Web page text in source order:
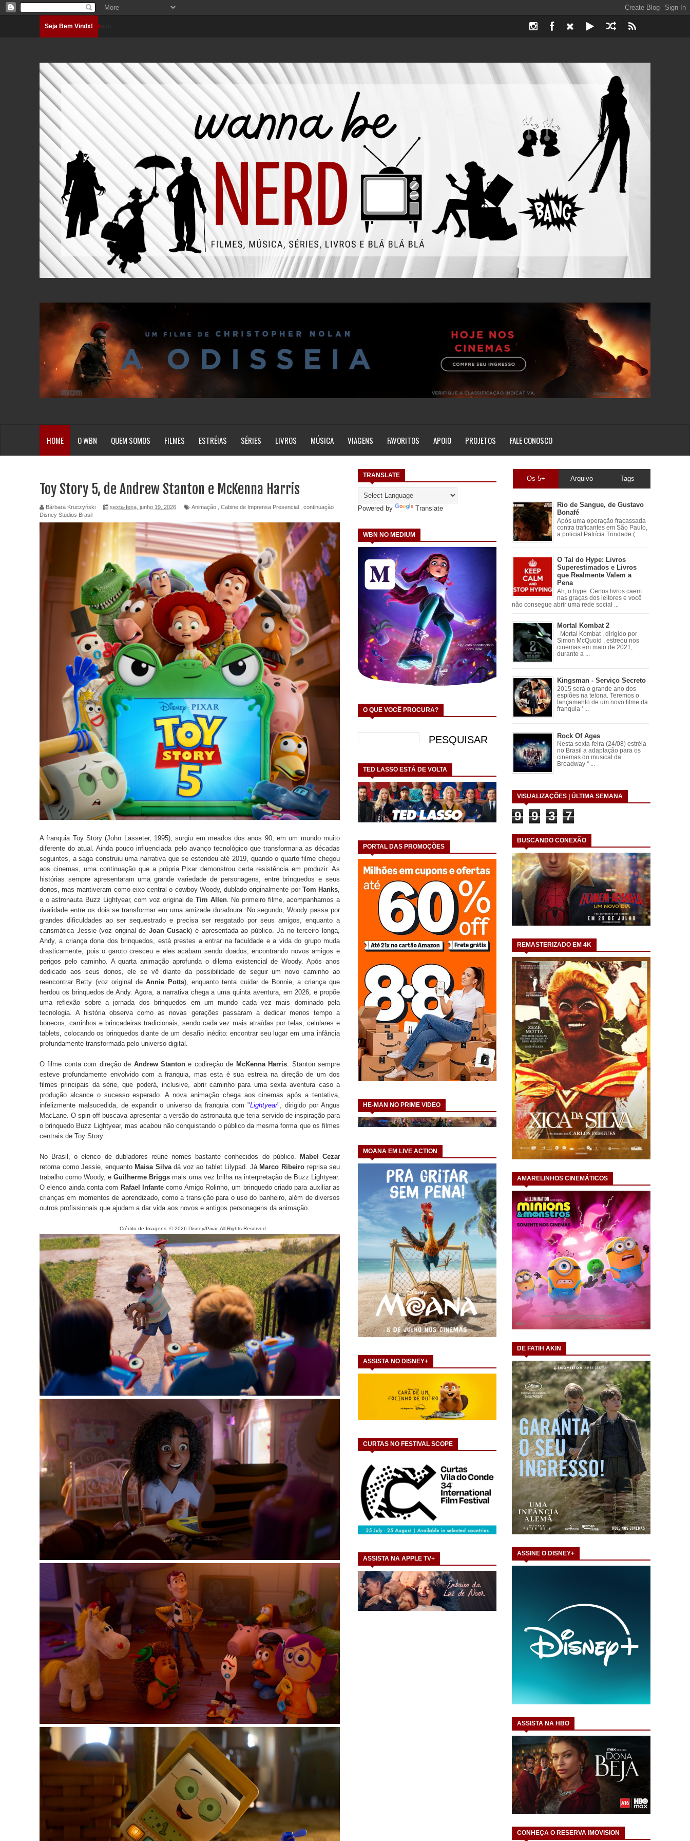
Seja Bem Vindx!Carregando...
HOME O WBN QUEM SOMOS FILMES ESTRÉIAS SÉRIES LIVROS MÚSICA VIAGENS FAVORITOS APOIO PROJETOS FALE CONOSCO
TRANSLATE
Powered by Translate
WBN NO MEDIUM
O QUE VOCÊ PROCURA?
TED LASSO ESTÁ DE VOLTA
PORTAL DAS PROMOÇÕES
HE-MAN NO PRIME VIDEO
MOANA EM LIVE ACTION
ASSISTA NO DISNEY+
CURTAS NO FESTIVAL SCOPE
ASSISTA NA APPLE TV+
Toy Story 5, de Andrew Stanton e McKenna Harris
Bárbara Kruczyński sexta-feira, junho 19, 2026 Animação , Cabine de Imprensa Presencial , continuação ,
Disney Studios Brasil
A franquia Toy Story (John Lasseter, 1995), surgiu em meados dos anos 90, em um mundo muito
diferente do atual. Ainda pouco influenciada pelo avanço tecnológico que transformaria as décadas
seguintes, a saga construiu uma narrativa que se estendeu até 2019, quando o quarto filme chegou
aos cinemas, uma continuação que a própria Pixar demonstrou certa resistência em produzir. As
histórias sempre apresentaram uma grande variedade de personagens, entre brinquedos e seus
donos, mas mantiveram como eixo central o cowboy Woody, dublado originalmente por Tom Hanks,
e o astronauta Buzz Lightyear, com voz original de Tim Allen. No primeiro filme, acompanhamos a
rivalidade entre os dois se transformar em uma amizade duradoura. No segundo, Woody passa por
grandes dificuldades ao ser sequestrado e precisa ser resgatado por seus amigos, enquanto a
carismática Jessie (voz original de Joan Cusack) é apresentada ao público. Já no terceiro longa,
Andy, a criança dona dos brinquedos, está prestes a entrar na faculdade e a vida do grupo muda
drasticamente, pois o garoto cresceu e eles acabam sendo doados, encontrando novos amigos e
perigos pelo caminho. A quarta animação aprofunda o dilema existencial de Woody. Após anos
dedicado aos seus donos, ele se vê diante da possibilidade de seguir um novo caminho ao
reencontrar Betty (voz original deAnnie Potts), enquanto tenta cuidar de Bonnie, a criança que
herdou os brinquedos de Andy. Agora, a narrativa chega a uma quinta aventura, em 2026, e propõe
uma reflexão sobre a jornada dos brinquedos em um mundo cada vez mais dominado pela
tecnologia. A história observa como as novas gerações passaram a dedicar menos tempo a
bonecos, carrinhos e brincadeiras tradicionais, sendo cada vez mais atraídas por telas, celulares e
tablets, colocando os brinquedos diante de um desafio inédito: encontrar seu lugar em uma infância
profundamente transformada pelo universo digital.
O filme conta com direção de Andrew Stanton e codireção de McKenna Harris. Stanton sempre
esteve profundamente envolvido com a franquia, mas esta é sua estreia na direção de um dos
filmes principais da série, que poderá, inclusive, abrir caminho para uma sexta aventura caso a
produção alcance o sucesso esperado. A nova animação chega aos cinemas após a tentativa,
infelizmente malsucedida, de expandir o universo da franquia com "Lightyear", dirigido por Angus
MacLane. O spin-off buscava apresentar a versão do astronauta que teria servido de inspiração para
o brinquedo Buzz Lightyear, mas acabou não conquistando o público da mesma forma que os filmes
centrais de Toy Story.
No Brasil, o elenco de dubladores reúne nomes bastante conhecidos do público. Mabel Cezar
retorna como Jessie, enquanto Maisa Silvadá voz ao tablet Lilypad. Já Marco Ribeiro reprisa seu
trabalho como Woody, eGuilherme Briggs mais uma vez brilha na interpretação de Buzz Lightyear.
O elenco ainda conta com Rafael Infantecomo Amigo Rolinho, um brinquedo criado para auxiliar as
crianças em momentos de aprendizado, como a transição para o uso do banheiro, além de diversos
outros profissionais que ajudam a dar vida aos novos e antigos personagens da animação.
Crédito de Imagens: © 2026 Disney/Pixar. All Rights Reserved.
Os 5+ Arquivo Tags
Rio de Sangue, de Gustavo
Bonafé
Após uma operação fracassada
contra traficantes em São Paulo,
a policial Patrícia Trindade ( ...
O Tal do Hype: Livros
Superestimados e Livros
que Realmente Valem a
Pena
Ah, o hype. Certos livros caem
nas graças dos leitores e você
não consegue abrir uma rede social ...
Mortal Kombat 2
Mortal Kombat , dirigido por
Simon McQuoid , estreou nos
cinemas em maio de 2021,
durante a ...
Kingsman - Serviço Secreto
2015 será o grande ano dos
espiões na telona. Teremos o
lançamento de um novo filme da
franquia ' ...
Rock Of Ages
Nesta sexta-feira (24/08) estréia
no Brasil a adaptação para os
cinemas do musical da
Broadway “ ...
VISUALIZAÇÕES | ÚLTIMA SEMANA
9 9 3 7
BUSCANDO CONEXÃO
REMASTERIZADO EM 4K
AMARELINHOS CINEMÁTICOS
DE FATIH AKIN
ASSINE O DISNEY+
ASSISTA NA HBO
CONHEÇA O RESERVA IMOVISION